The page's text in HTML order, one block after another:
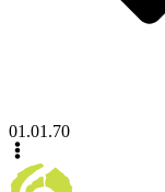
01.01.70